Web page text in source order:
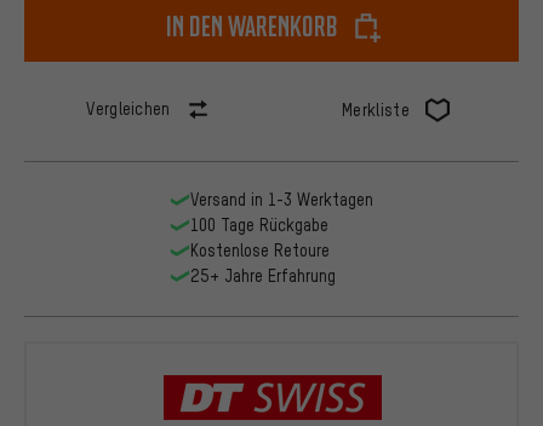
In den Warenkorb
Vergleichen Merkliste
Versand in 1-3 Werktagen
100 Tage Rückgabe
Kostenlose Retoure
25+ Jahre Erfahrung
DT Swiss